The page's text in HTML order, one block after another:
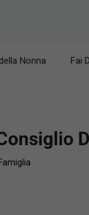
Nonna Fai
Famiglia